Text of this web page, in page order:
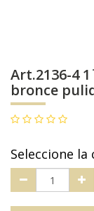
Art.2136-4
bronce
Seleccione